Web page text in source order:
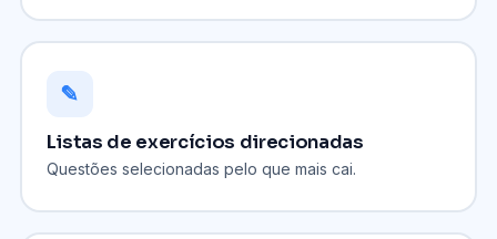
✎
Listas de exercícios direcionadas
Questões selecionadas pelo que mais cai.